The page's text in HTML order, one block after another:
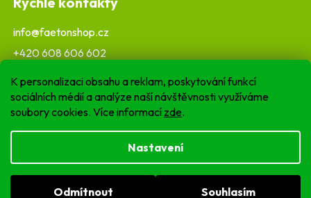
K personalizaci obsahu a reklam, poskytování funkcí
sociálních médií a analýze naší návštěvnosti využíváme
soubory cookies. Více informací zde.
Nastavení
Odmítnout Souhlasím
info@faetonshop.cz
+420 608 606 602